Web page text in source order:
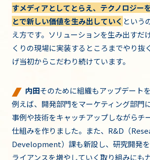
すメディアとしてとらえ、テクノロジー
とで新しい価値を生み出していく という
え方です。ソリューションを生み出すだ
くりの現場に実装するところまでやり抜
げ当初からこだわり続けています。
内田そのために組織もアップデート
例えば、開発部門をマーケティング部門
事例や技術をキャッチアップしながらチ
仕組みを作りました。また、R&D（
Development）課も新設し、研究開発
ライアンスを増やしていく取り組みにも